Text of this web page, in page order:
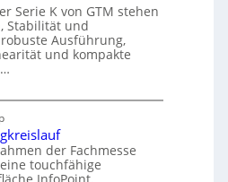
Serie K von GTM stehen
Stabilität und
Ausführung,
und kompakte
der Fachmesse
touchfähige